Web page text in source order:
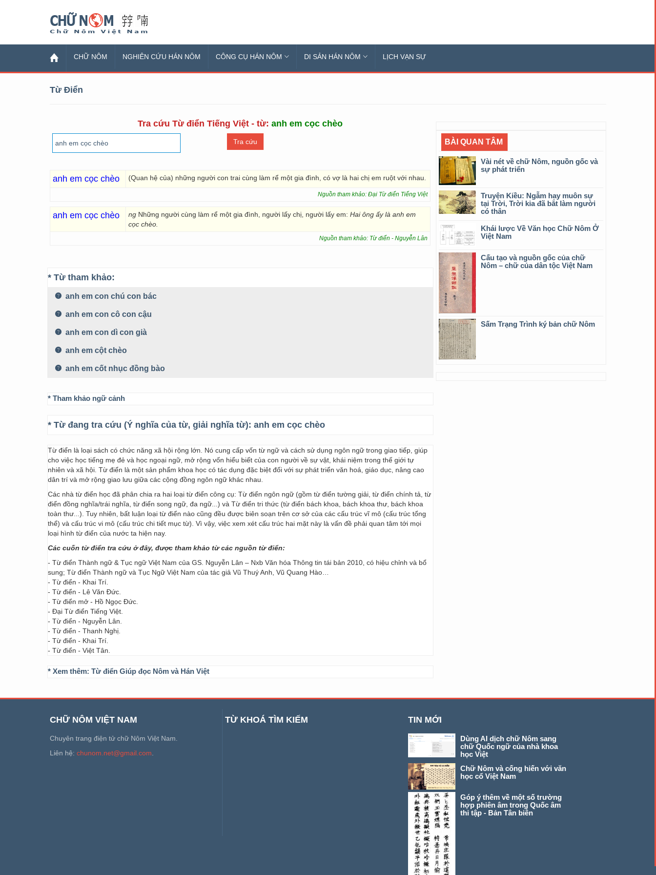
CHỮ NÔM NGHIÊN CỨU HÁN NÔM CÔNG CỤ HÁN NÔM DI SẢN HÁN NÔM LỊCH VẠN SỰ
Từ Điển
Tra cứu Từ điển Tiếng Việt - từ:anh em cọc chèo
anh em cọc chèo (Quan hệ của) những người con trai cùng làm rể một gia đình, có vợ là hai chị em ruột với nhau.
Nguồn tham khảo: Đại Từ điển Tiếng Việt
anh em cọc chèo ng Những người cùng làm rể một gia đình, người lấy chị, người lấy em: Hai ông ấy là anh em
cọc chèo.
Nguồn tham khảo: Từ điển - Nguyễn Lân
* Từ tham khảo:
anh em con chú con bác
anh em con cô con cậu
anh em con dì con già
anh em cột chèo
anh em cốt nhục đồng bào
* Tham khảo ngữ cảnh
* Từ đang tra cứu (Ý nghĩa của từ, giải nghĩa từ): anh em cọc chèo
Từ điển là loại sách có chức năng xã hội rộng lớn. Nó cung cấp vốn từ ngữ và cách sử dụng ngôn ngữ trong giao tiếp, giúp
cho việc học tiếng mẹ đẻ và học ngoại ngữ, mở rộng vốn hiểu biết của con người về sự vật, khái niệm trong thế giới tự
nhiên và xã hội. Từ điển là một sản phẩm khoa học có tác dụng đặc biệt đối với sự phát triển văn hoá, giáo dục, nâng cao
dân trí và mở rộng giao lưu giữa các cộng đồng ngôn ngữ khác nhau.
Các nhà từ điển học đã phân chia ra hai loại từ điển công cụ: Từ điển ngôn ngữ (gồm từ điển tường giải, từ điển chính tả, từ
điển đồng nghĩa/trái nghĩa, từ điển song ngữ, đa ngữ...) và Từ điển tri thức (từ điển bách khoa, bách khoa thư, bách khoa
toàn thư...). Tuy nhiên, bất luận loại từ điển nào cũng đều được biên soạn trên cơ sở của các cấu trúc vĩ mô (cấu trúc tổng
thể) và cấu trúc vi mô (cấu trúc chi tiết mục từ). Vì vậy, việc xem xét cấu trúc hai mặt này là vấn đề phải quan tâm tới mọi
loại hình từ điển của nước ta hiện nay.
Các cuốn từ điển tra cứu ở đây, được tham khảo từ các nguồn từ điển:
- Từ điển Thành ngữ & Tục ngữ Việt Nam của GS. Nguyễn Lân – Nxb Văn hóa Thông tin tái bản 2010, có hiệu chỉnh và bổ
sung; Từ điển Thành ngữ và Tục Ngữ Việt Nam của tác giả Vũ Thuý Anh, Vũ Quang Hào…
- Từ điển - Khai Trí.
- Từ điển - Lê Văn Đức.
- Từ điển mở - Hồ Ngọc Đức.
- Đại Từ điển Tiếng Việt.
- Từ điển - Nguyễn Lân.
- Từ điển - Thanh Nghị.
- Từ điển - Khai Trí.
- Từ điển - Việt Tân.
* Xem thêm: Từ điển Giúp đọc Nôm và Hán Việt
BÀI QUAN TÂM
Vài nét về chữ Nôm, nguồn gốc và
sự phát triển
Truyện Kiều: Ngẫm hay muôn sự
tại Trời, Trời kia đã bắt làm người
có thân
Khái lược Về Văn học Chữ Nôm Ở
Việt Nam
Cấu tạo và nguồn gốc của chữ
Nôm – chữ của dân tộc Việt Nam
Sấm Trạng Trình ký bản chữ Nôm
CHỮ NÔM VIỆT NAM
Chuyên trang điện tử chữ Nôm Việt Nam.
Liên hệ: chunom.net@gmail.com
TỪ KHOÁ TÌM KIẾM TIN MỚI
Dùng AI dịch chữ Nôm sang
chữ Quốc ngữ của nhà khoa
học Việt
Chữ Nôm và cống hiến với văn
học cổ Việt Nam
Góp ý thêm về một số trường
hợp phiên âm trong Quốc âm
thi tập - Bản Tân biên